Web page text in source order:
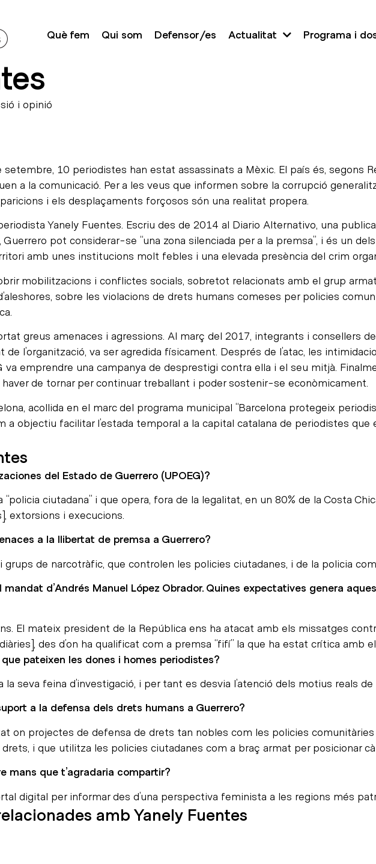
Què fem Qui som Defensor/es Actualitat Programa i
i opinió
setembre, 10 periodistes han estat assassinats a Mèxic. El país és, segons
a la comunicació. Per a les veus que informen sobre la corrupció
i els desplaçaments forçosos són una realitat propera.
Yanely Fuentes. Escriu des de 2014 al Diario Alternativo, una
Guerrero pot considerar-se “una zona silenciada per a la premsa”, i és un
amb unes institucions molt febles i una elevada presència del crim
mobilitzacions i conflictes socials, sobretot relacionats amb el grup
sobre les violacions de drets humans comeses per policies
greus amenaces i agressions. Al març del 2017, integrants i consellers
l’organització, va ser agredida físicament. Després de l’atac, les
va emprendre una campanya de desprestigi contra ella i el seu mitjà.
de tornar per continuar treballant i poder sostenir-se econòmicament.
acollida en el marc del programa municipal “Barcelona protegeix
a objectiu facilitar l’estada temporal a la capital catalana de periodistes
del Estado de Guerrero (UPOEG)?
ciutadana” i que opera, fora de la legalitat, en un 80% de la Costa
extorsions i execucions.
a la llibertat de premsa a Guerrero?
de narcotràfic, que controlen les policies ciutadanes, i de la policia
mandat d’Andrés Manuel López Obrador. Quines expectatives genera
El mateix president de la República ens ha atacat amb els missatges
des d’on ha qualificat com a premsa “fifí” la que ha estat crítica amb
pateixen les dones i homes periodistes?
la seva feina d’investigació, i per tant es desvia l’atenció dels motius reals
a la defensa dels drets humans a Guerrero?
on projectes de defensa de drets tan nobles com les policies
i que utilitza les policies ciutadanes com a braç armat per posicionar
mans que t’agradaria compartir?
digital per informar des d’una perspectiva feminista a les regions més
amb Yanely Fuentes